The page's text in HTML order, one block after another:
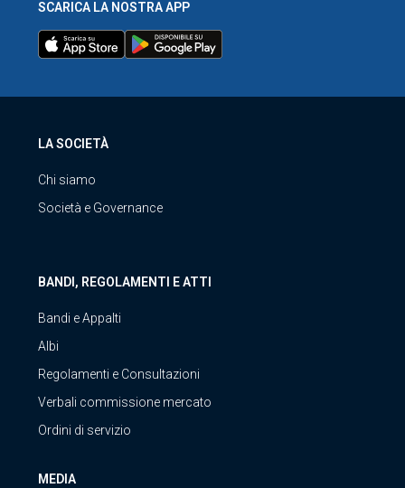
SCARICA LA NOSTRA APP
LA SOCIETÀ
Chi siamo
Società e Governance
BANDI, REGOLAMENTI E ATTI
Bandi e Appalti
Albi
Regolamenti e Consultazioni
Verbali commissione mercato
Ordini di servizio
MEDIA